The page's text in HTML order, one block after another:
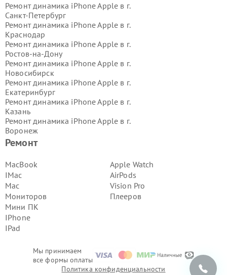
Мы принимаем
все формы оплаты
Ремонт
MacBook
IMac
Mac
Мониторов
Мини ПК
IPhone
IPad
Apple Watch
AirPods
Vision Pro
Плееров
Ремонт динамика iPhone Apple в г.
Санкт-Петербург
Ремонт динамика iPhone Apple в г.
Краснодар
Ремонт динамика iPhone Apple в г.
Ростов-на-Дону
Ремонт динамика iPhone Apple в г.
Новосибирск
Ремонт динамика iPhone Apple в г.
Екатеринбург
Ремонт динамика iPhone Apple в г.
Казань
Ремонт динамика iPhone Apple в г.
Воронеж
Ремонт динамика iPhone Apple в г.
Ремонт динамика iPhone Apple в г.
Самара
Ремонт динамика iPhone Apple в г.
Пермь
Ремонт динамика iPhone Apple в г.
Красноярск
Ремонт динамика iPhone Apple в г.
Ижевск
Челябинск
Ремонт динамика iPhone Apple в г.
Политика конфиденциальности